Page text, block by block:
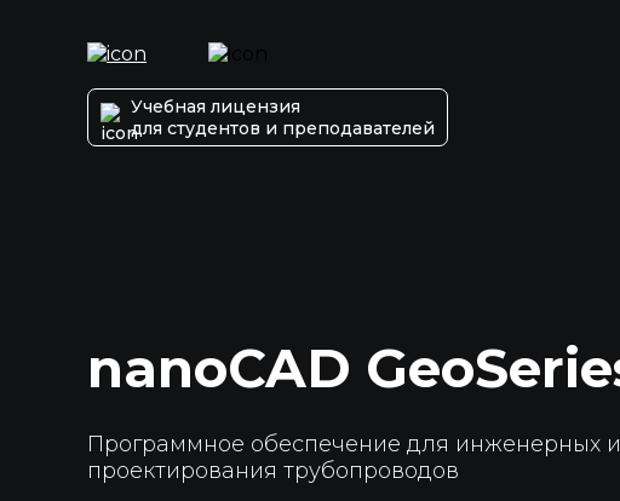
Учебная лицензия
для студентов и преподавателей
nanoCAD
Программное обеспечение для инженерных
проектирования трубопроводов